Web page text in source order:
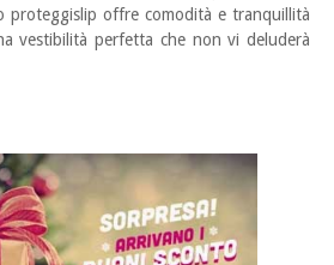
proteggislip offre comodità e tranquillità
vestibilità perfetta che non vi deluderà